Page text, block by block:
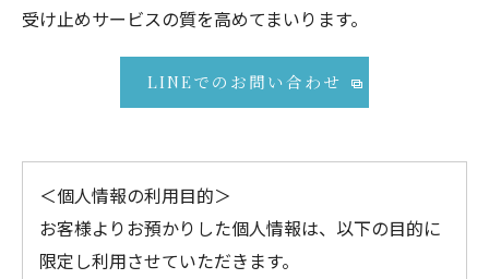
受け止めサービスの質を高めてまいります。
LINEでのお問い合わせ
＜個人情報の利用目的＞
お客様よりお預かりした個人情報は、以下の目的に
限定し利用させていただきます。